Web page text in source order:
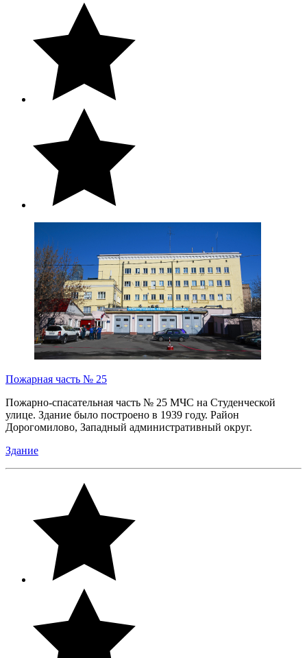
Пожарная часть № 25
Пожарно-спасательная часть № 25 МЧС на Студенческой
улице. Здание было построено в 1939 году. Район
Дорогомилово, Западный административный округ.
Здание